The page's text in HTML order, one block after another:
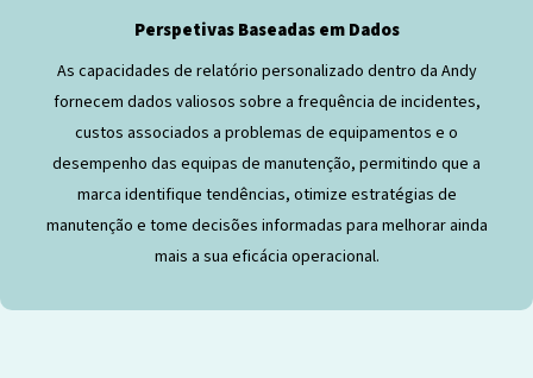
Perspetivas Baseadas em Dados
As capacidades de relatório personalizado dentro da Andy
fornecem dados valiosos sobre a frequência de incidentes,
custos associados a problemas de equipamentos e o
desempenho das equipas de manutenção, permitindo que a
marca identifique tendências, otimize estratégias de
manutenção e tome decisões informadas para melhorar ainda
mais a sua eficácia operacional.